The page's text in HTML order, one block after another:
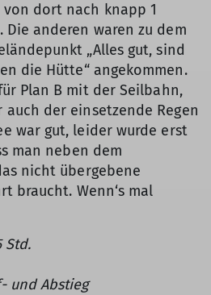
von dort nach knapp 1
Die anderen waren zu dem
„Alles gut, sind
die Hütte“ angekommen.
Plan B mit der Seilbahn,
der einsetzende Regen
war gut, leider wurde erst
man neben dem
nicht übergebene
braucht. Wenn‘s mal
Std.
und Abstieg